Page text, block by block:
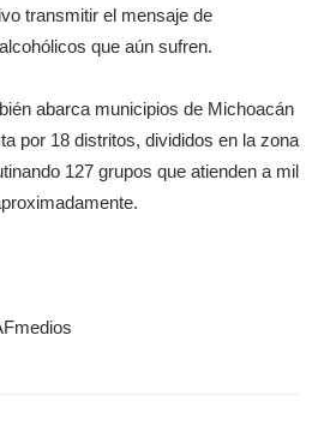
transmitir el mensaje de
que aún sufren.
abarca municipios de Michoacán
por 18 distritos, divididos en la zona
127 grupos que atienden a mil